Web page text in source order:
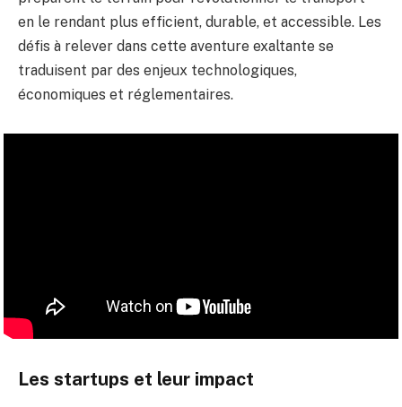
en le rendant plus efficient, durable, et accessible. Les
défis à relever dans cette aventure exaltante se
traduisent par des enjeux technologiques,
économiques et réglementaires.
Les startups et leur impact